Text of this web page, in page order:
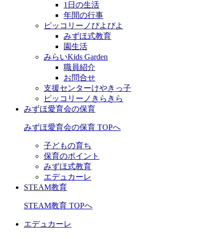
1日の生活
年間の行事
ピッコリーノぴよぴよ
みずほ式教育
園生活
みらいKids Garden
職員紹介
お問合せ
支援センターけやきっ子
ピッコリーノきらきら
みずほ愛育会の保育
みずほ愛育会の保育 TOPへ
子どもの育ち
保育のポイント
みずほ式教育
エデュカーレ
STEAM教育
STEAM教育 TOPへ
エデュカーレ